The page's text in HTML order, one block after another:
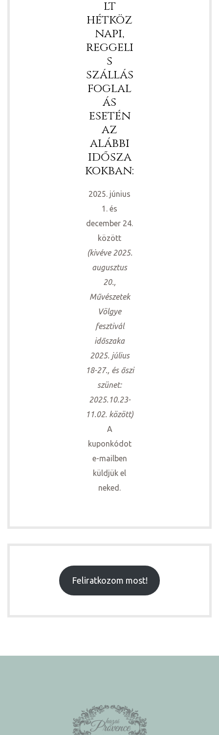
lt
hétköz
napi,
reggeli
s
szállás
foglal
ás
esetén
az
alábbi
idősza
kokban:
2025. június
1. és
december 24.
között
(kivéve 2025.
augusztus
20.,
Művészetek
Völgye
fesztivál
időszaka
2025. július
18-27., és őszi
szünet:
2025.10.23-
11.02. között)
A
kuponkódot
e-mailben
küldjük el
neked.
Feliratkozom most!